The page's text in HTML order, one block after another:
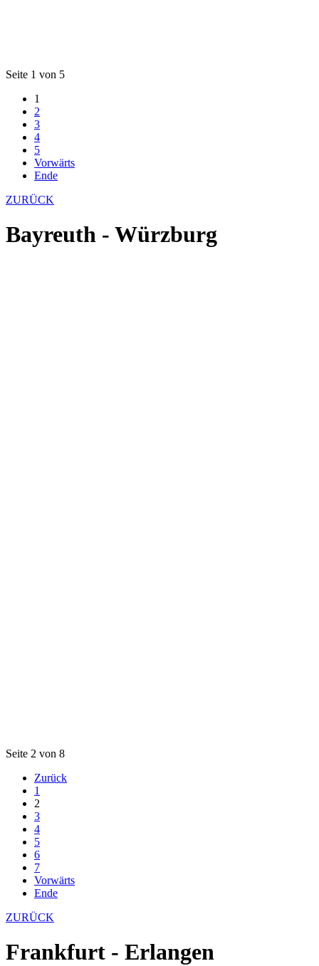
Seite 1 von 5
1
2
3
4
5
Vorwärts
Ende
ZURÜCK
Bayreuth - Würzburg
Seite 2 von 8
Zurück
1
2
3
4
5
6
7
Vorwärts
Ende
ZURÜCK
Frankfurt - Erlangen